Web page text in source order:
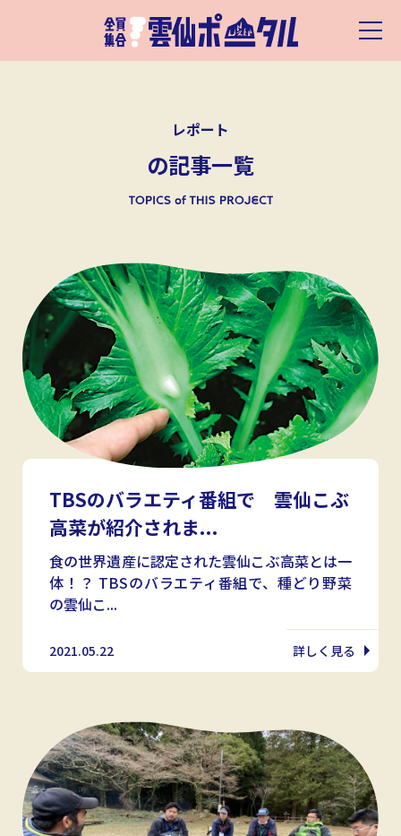
レポート
の記事一覧
TBSのバラエティ番組で 雲仙こぶ
高菜が紹介されま...
食の世界遺産に認定された雲仙こぶ高菜とは一
体！？ TBSのバラエティ番組で、種どり野菜
の雲仙こ...
2021.05.22 詳しく見る